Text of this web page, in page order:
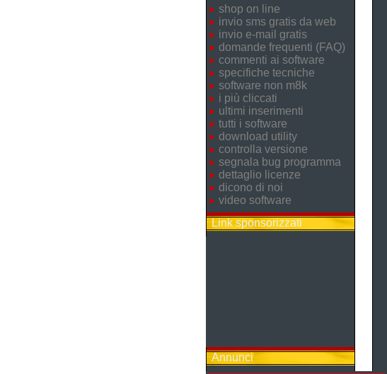
shop on line
invio sms gratis da web
invio e-mail gratis
domande frequenti (FAQ)
commenti ai software
specifiche tecniche
software non m8k
i più cliccati
ultimi inserimenti
tutti i software
download utility
controlla versione
segnala bug programma
dettaglio licenze
dicono di noi
video software
Link sponsorizzati
Annunci